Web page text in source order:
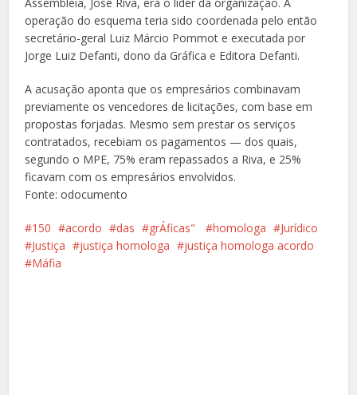
operação do esquema teria sido coordenada pelo então
secretário-geral Luiz Márcio Pommot e executada por
Jorge Luiz Defanti, dono da Gráfica e Editora Defanti.
A acusação aponta que os empresários combinavam
previamente os vencedores de licitações, com base em
propostas forjadas. Mesmo sem prestar os serviços
contratados, recebiam os pagamentos — dos quais,
segundo o MPE, 75% eram repassados a Riva, e 25%
ficavam com os empresários envolvidos.
Fonte: odocumento
150 acordo das grÁficas" ️ homologa
Jurídico
Justiça
justiça homologa
justiça homologa acordo
Máfia